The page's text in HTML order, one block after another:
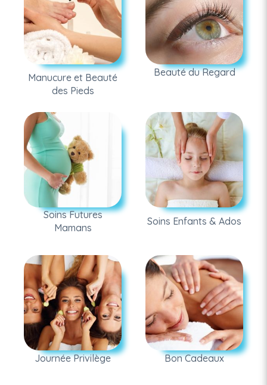
Manucure et Beauté
des Pieds
Beauté du Regard
Soins Futures
Mamans
Soins Enfants & Ados
Journée Privilège Bon Cadeaux